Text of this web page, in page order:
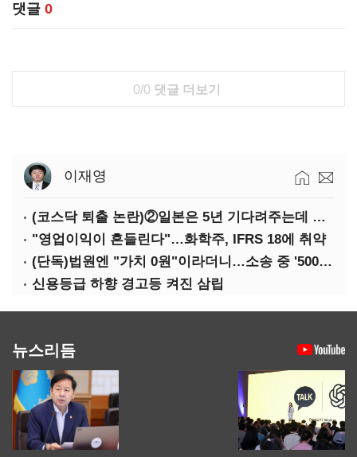
댓글 0
0/0 댓글 더보기
이재영
(코스닥 퇴출 논란)②일본은 5년 기다려주는데 우리는 당장 퇴출?…시간만으론 부족한 코스닥 구하기
"영업이익이 흔들린다"…화학주, IFRS 18에 취약
(단독)법원엔 "가치 0원"이라더니…소송 중 '500원 유증' 강행한 라인게임즈
신용등급 하향 경고등 켜진 삼립
뉴스리듬